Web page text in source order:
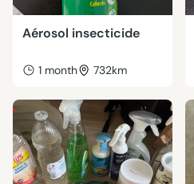
Aérosol insecticide
1 month 732km